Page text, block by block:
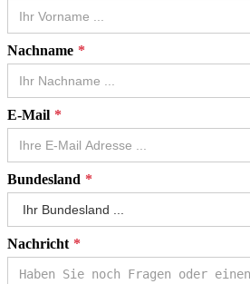
Nachname
E-Mail
Bundesland
Nachricht